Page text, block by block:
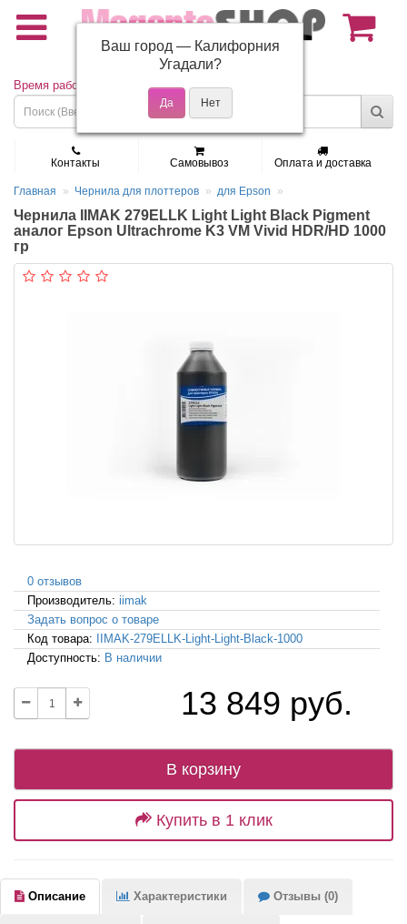
(495) 150-01-37
Время работы: Пн - Пт 9:30 - 19:00
Контакты Самовывоз Оплата и доставка
Главная Чернила для плоттеров для Epson
Чернила IIMAK 279ELLK Light Light Black Pigment
аналог Epson Ultrachrome K3 VM Vivid HDR/HD 1000
гр
0 отзывов
Производитель: iimak
Задать вопрос о товаре
Код товара:
IIMAK-279ELLK-Light-Light-Black-1000
Доступность: В наличии
13 849 руб.
В корзину
Купить в 1 клик
Описание Характеристики Отзывы (0)
Ваш город — Калифорния
Угадали?